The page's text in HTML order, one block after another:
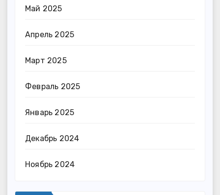
Май 2025
Апрель 2025
Март 2025
Февраль 2025
Январь 2025
Декабрь 2024
Ноябрь 2024